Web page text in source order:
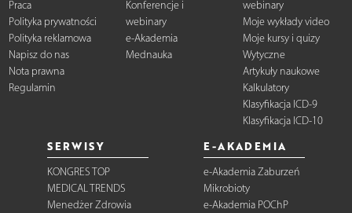
Praca
Polityka prywatności
Polityka reklamowa
Napisz do nas
Nota prawna
Regulamin
Konferencje i
webinary
e-Akademia
Mednauka
webinary
Moje wykłady video
Moje kursy i quizy
Wytyczne
Artykuły naukowe
Kalkulatory
Klasyfikacja ICD-9
Klasyfikacja ICD-10
SERWISY
KONGRES TOP
MEDICAL TRENDS
Menedżer Zdrowia
E-AKADEMIA
e-Akademia Zaburzeń
Mikrobioty
e-Akademia POChP